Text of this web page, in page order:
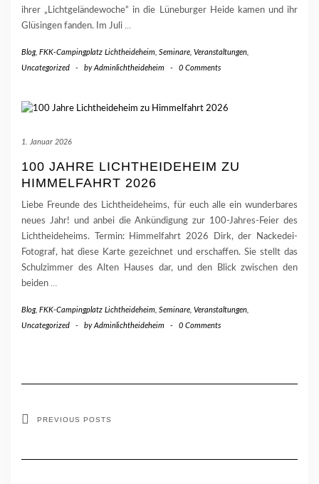
ihrer „Lichtgeländewoche“ in die Lüneburger Heide kamen und ihr
Glüsingen fanden. Im Juli …
Blog, FKK-Campingplatz Lichtheideheim Seminare, Veranstaltungen
Uncategorized
- byAdminlichtheideheim - 0 Comments
1. Januar 2026
100 JAHRE LICHTHEIDEHEIM ZU
HIMMELFAHRT 2026
Liebe Freunde des Lichtheideheims, für euch alle ein wunderbares
neues Jahr! und anbei die Ankündigung zur 100-Jahres-Feier des
Lichtheideheims. Termin: Himmelfahrt 2026 Dirk, der Nackedei-
Fotograf, hat diese Karte gezeichnet und erschaffen. Sie stellt das
Schulzimmer des Alten Hauses dar, und den Blick zwischen den
beiden …
Blog, FKK-Campingplatz Lichtheideheim Seminare, Veranstaltungen
Uncategorized
- byAdminlichtheideheim - 0 Comments
PREVIOUS POSTS